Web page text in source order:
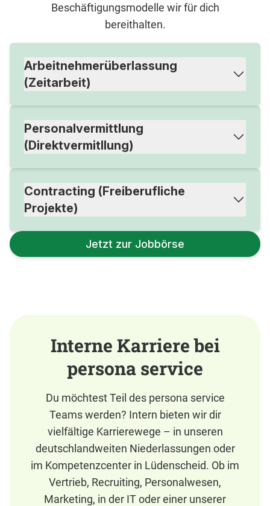
Beschäftigungsmodelle wir für dich
bereithalten.
Arbeitnehmerüberlassung
(Zeitarbeit)
Personalvermittlung
(Direktvermitllung)
Contracting (Freiberufliche
Projekte)
Jetzt zur Jobbörse
Interne Karriere bei
persona service
Du möchtest Teil des persona service
Teams werden? Intern bieten wir dir
vielfältige Karrierewege – in unseren
deutschlandweiten Niederlassungen oder
im Kompetenzcenter in Lüdenscheid. Ob im
Vertrieb, Recruiting, Personalwesen,
Marketing, in der IT oder einer unserer